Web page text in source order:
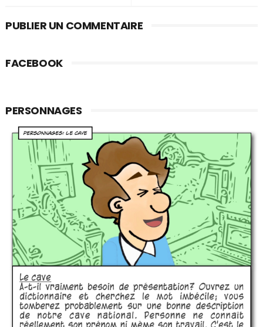
PUBLIER UN COMMENTAIRE
FACEBOOK
PERSONNAGES